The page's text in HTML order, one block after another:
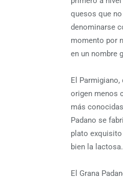
quesos que
denominarse
momento por
en un nombre
El
origen menos
más
Padano se
plato
bien la lactosa.
El Grana